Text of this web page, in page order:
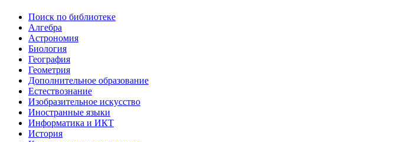
Поиск по библиотеке
Алгебра
Астрономия
Биология
География
Геометрия
Дополнительное образование
Естествознание
Изобразительное искусство
Иностранные языки
Информатика и ИКТ
История